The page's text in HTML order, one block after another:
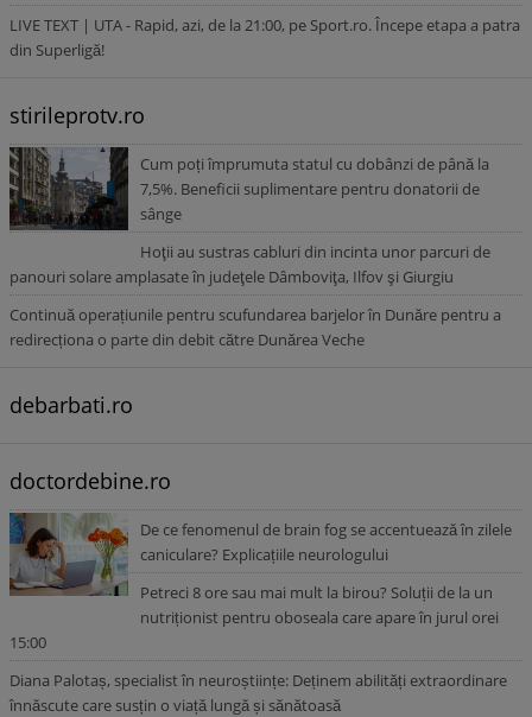
LIVE TEXT | UTA - Rapid, azi, de la 21:00, pe Sport.ro. Începe etapa a patra
din Superligă!
stirileprotv.ro
Cum poți împrumuta statul cu dobânzi de până la
7,5%. Beneficii suplimentare pentru donatorii de
sânge
Hoţii au sustras cabluri din incinta unor parcuri de
panouri solare amplasate în judeţele Dâmboviţa, Ilfov şi Giurgiu
Continuă operațiunile pentru scufundarea barjelor în Dunăre pentru a
redirecționa o parte din debit către Dunărea Veche
debarbati.ro
doctordebine.ro
De ce fenomenul de brain fog se accentuează în zilele
caniculare? Explicațiile neurologului
Petreci 8 ore sau mai mult la birou? Soluții de la un
nutriționist pentru oboseala care apare în jurul orei
15:00
Diana Palotaș, specialist în neuroștiințe: Deținem abilități extraordinare
înnăscute care susțin o viață lungă și sănătoasă